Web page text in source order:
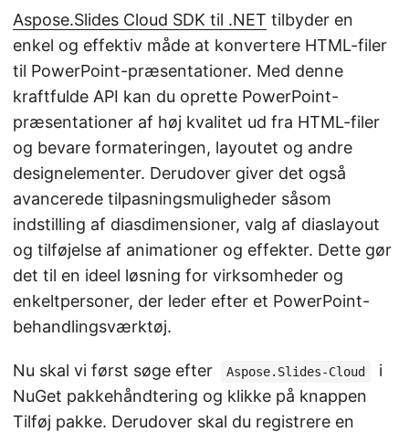
Aspose.Slides Cloud SDK til .NET tilbyder en
enkel og effektiv måde at konvertere HTML-filer
til PowerPoint-præsentationer. Med denne
kraftfulde API kan du oprette PowerPoint-
præsentationer af høj kvalitet ud fra HTML-filer
og bevare formateringen, layoutet og andre
designelementer. Derudover giver det også
avancerede tilpasningsmuligheder såsom
indstilling af diasdimensioner, valg af diaslayout
og tilføjelse af animationer og effekter. Dette gør
det til en ideel løsning for virksomheder og
enkeltpersoner, der leder efter et PowerPoint-
behandlingsværktøj.
Nu skal vi først søge efter Aspose.Slides-Cloud
i
NuGet pakkehåndtering og klikke på knappen
Tilføj pakke. Derudover skal du registrere en